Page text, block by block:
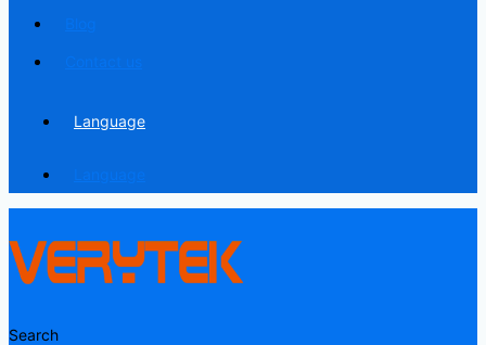
Language
Search